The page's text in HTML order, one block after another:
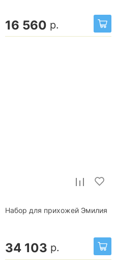
16 560 р.
Набор для прихожей Эмилия
34 103 р.